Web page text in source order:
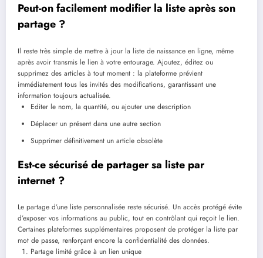
Peut-on facilement modifier la liste après son
partage ?
Il reste très simple de mettre à jour la liste de naissance en ligne, même
après avoir transmis le lien à votre entourage. Ajoutez, éditez ou
supprimez des articles à tout moment : la plateforme prévient
immédiatement tous les invités des modifications, garantissant une
information toujours actualisée.
Editer le nom, la quantité, ou ajouter une description
Déplacer un présent dans une autre section
Supprimer définitivement un article obsolète
Est-ce sécurisé de partager sa liste par
internet ?
Le partage d’une liste personnalisée reste sécurisé. Un accès protégé évite
d’exposer vos informations au public, tout en contrôlant qui reçoit le lien.
Certaines plateformes supplémentaires proposent de protéger la liste par
mot de passe, renforçant encore la confidentialité des données.
Partage limité grâce à un lien unique